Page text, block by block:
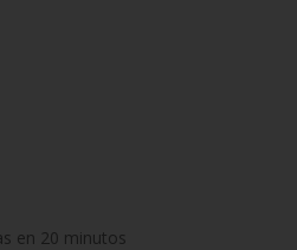
en 20 minutos